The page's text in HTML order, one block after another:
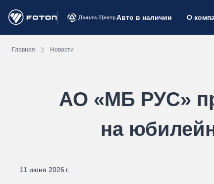
Авто в наличии О
Главная Новости
АО «МБ РУС»
на
11 июня 2026 г.